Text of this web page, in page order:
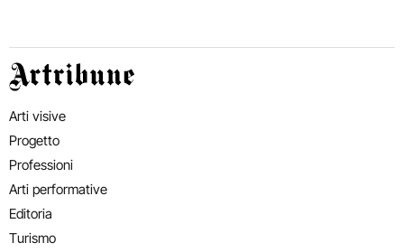
Artribune
Arti visive
Progetto
Professioni
Arti performative
Editoria
Turismo